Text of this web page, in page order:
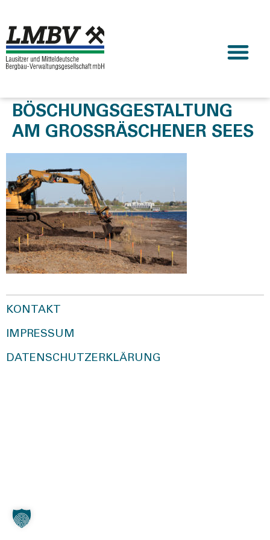
BÖSCHUNGSGESTALTUNG
AM GROSSRÄSCHENER SEES
KONTAKT
IMPRESSUM
DATENSCHUTZERKLÄRUNG